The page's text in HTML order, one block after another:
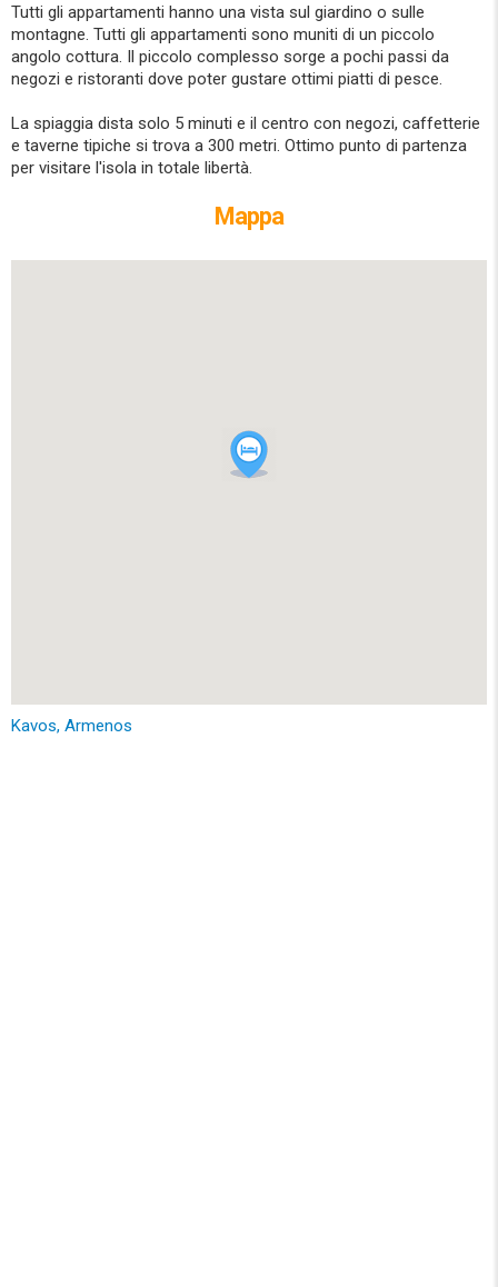
Tutti gli appartamenti hanno una vista sul giardino o sulle
montagne. Tutti gli appartamenti sono muniti di un piccolo
angolo cottura. Il piccolo complesso sorge a pochi passi da
negozi e ristoranti dove poter gustare ottimi piatti di pesce.
La spiaggia dista solo 5 minuti e il centro con negozi, caffetterie
e taverne tipiche si trova a 300 metri. Ottimo punto di partenza
per visitare l'isola in totale libertà.
Mappa
Kavos, Armenos